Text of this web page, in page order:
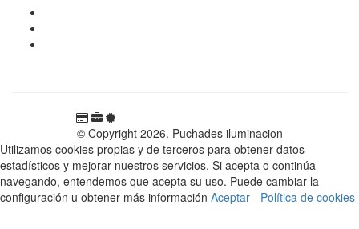
© Copyright 2026. Puchades iluminacion
Utilizamos cookies propias y de terceros para obtener datos
estadísticos y mejorar nuestros servicios. Si acepta o continúa
navegando, entendemos que acepta su uso. Puede cambiar la
configuración u obtener más información Aceptar - Política de cookies